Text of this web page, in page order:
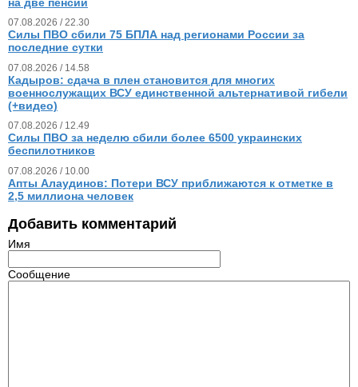
07.08.2026 / 22.30
Силы ПВО сбили 75 БПЛА над регионами России за
последние сутки
07.08.2026 / 14.58
Кадыров: сдача в плен становится для многих
военнослужащих ВСУ единственной альтернативой гибели
(+видео)
07.08.2026 / 12.49
Силы ПВО за неделю сбили более 6500 украинских
беспилотников
07.08.2026 / 10.00
Апты Алаудинов: Потери ВСУ приближаются к отметке в
2,5 миллиона человек
Добавить комментарий
Имя
Сообщение